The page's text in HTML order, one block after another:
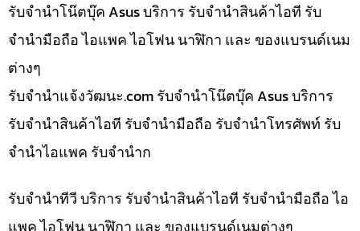
รับจำนำโน๊ตบุ๊ค Asus บริการ รับจำนำสินค้าไอที รับ
จำนำมือถือ ไอแพค ไอโฟน นาฬิกา และ ของแบรนด์เนม
ต่างๆ
รับจํานําแจ้งวัฒนะ.com รับจำนำโน๊ตบุ๊ค Asus บริการ
รับจำนำสินค้าไอที รับจำนำมือถือ รับจำนำโทรศัพท์ รับ
จำนำไอแพค รับจำนำก
รับจำนำทีวี บริการ รับจำนำสินค้าไอที รับจำนำมือถือ ไอ
แพค ไอโฟน นาฬิกา และ ของแบรนด์เนมต่างๆ